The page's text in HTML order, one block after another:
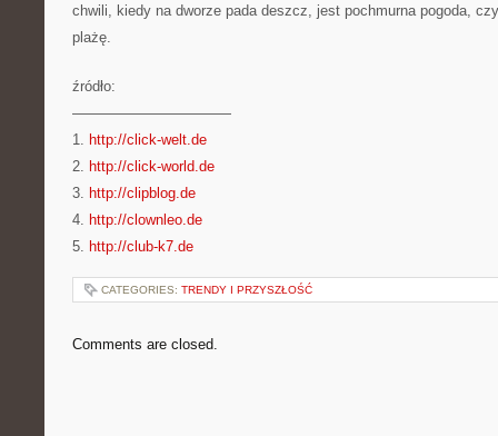
chwili, kiedy na dworze pada deszcz, jest pochmurna pogoda,
plażę.
źródło:
———————————
1. http://click-welt.de
2. http://click-world.de
3. http://clipblog.de
4. http://clownleo.de
5. http://club-k7.de
CATEGORIES: TRENDY I PRZYSZŁOŚĆ
Comments are closed.